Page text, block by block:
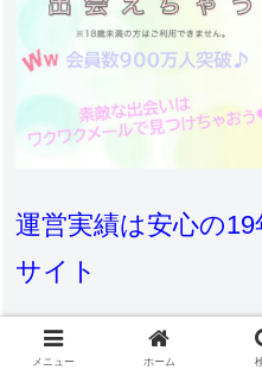
運営実績は安心の
サイト
ワクワクメールは、身近な
として長年愛されています
メニュー ホーム